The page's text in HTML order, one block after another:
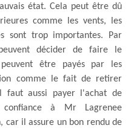
état. Cela peut être dû
comme les vents, les
sont trop importantes. Par
décider de faire le
être payés par les
comme le fait de retirer
faut aussi payer l'achat de
à Mr Lagrenee
il assure un bon rendu de